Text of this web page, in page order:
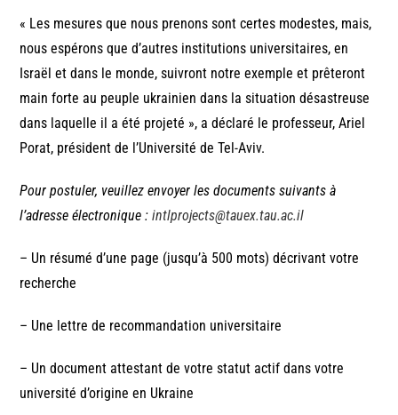
« Les mesures que nous prenons sont certes modestes, mais,
nous espérons que d’autres institutions universitaires, en
Israël et dans le monde, suivront notre exemple et prêteront
main forte au peuple ukrainien dans la situation désastreuse
dans laquelle il a été projeté », a déclaré le professeur, Ariel
Porat, président de l’Université de Tel-Aviv.
Pour postuler, veuillez envoyer les documents suivants à
l’adresse électronique :intlprojects@tauex.tau.ac.il
– Un résumé d’une page (jusqu’à 500 mots) décrivant votre
recherche
– Une lettre de recommandation universitaire
– Un document attestant de votre statut actif dans votre
université d’origine en Ukraine